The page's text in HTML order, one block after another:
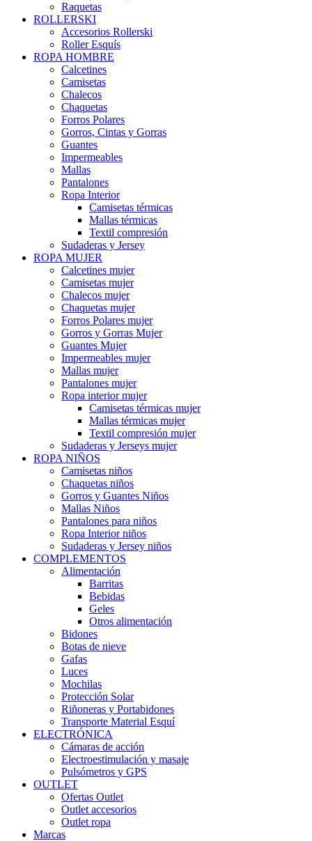
Raquetas
ROLLERSKI
Accesorios Rollerski
Roller Esquís
ROPA HOMBRE
Calcetines
Camisetas
Chalecos
Chaquetas
Forros Polares
Gorros, Cintas y Gorras
Guantes
Impermeables
Mallas
Pantalones
Ropa Interior
Camisetas térmicas
Mallas térmicas
Textil compresión
Sudaderas y Jersey
ROPA MUJER
Calcetines mujer
Camisetas mujer
Chalecos mujer
Chaquetas mujer
Forros Polares mujer
Gorros y Gorras Mujer
Guantes Mujer
Impermeables mujer
Mallas mujer
Pantalones mujer
Ropa interior mujer
Camisetas térmicas mujer
Mallas térmicas mujer
Textil compresión mujer
Sudaderas y Jerseys mujer
ROPA NIÑOS
Camisetas niños
Chaquetas niños
Gorros y Guantes Niños
Mallas Niños
Pantalones para niños
Ropa Interior niños
Sudaderas y Jersey niños
COMPLEMENTOS
Alimentación
Barritas
Bebidas
Geles
Otros alimentación
Bidones
Botas de nieve
Gafas
Luces
Mochilas
Protección Solar
Riñoneras y Portabidones
Transporte Material Esquí
ELECTRÓNICA
Cámaras de acción
Electroestimulación y masaje
Pulsómetros y GPS
OUTLET
Ofertas Outlet
Outlet accesorios
Outlet ropa
Marcas